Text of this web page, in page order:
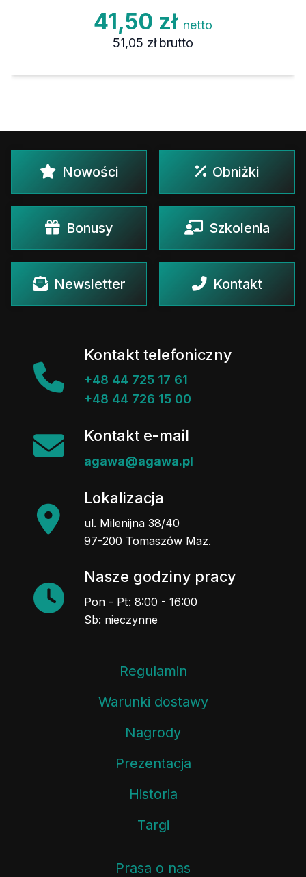
41,50 zł netto
51,05 zł brutto
Nowości Obniżki
Bonusy Szkolenia
Newsletter Kontakt
Kontakt telefoniczny
+48 44 725 17 61
+48 44 726 15 00
Kontakt e-mail
agawa@agawa.pl
Lokalizacja
ul. Milenijna 38/40
97-200 Tomaszów Maz.
Nasze godziny pracy
Pon - Pt: 8:00 - 16:00
Sb: nieczynne
Regulamin
Warunki dostawy
Nagrody
Prezentacja
Historia
Targi
Prasa o nas